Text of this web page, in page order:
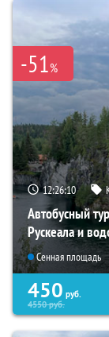
-51%
12:26:09
Автобусный
Рускеала и
Сенная площадь
450 руб.
4550руб.